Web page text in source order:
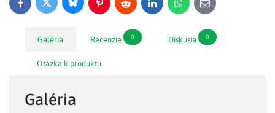
FacebookTwitter BlueskyPinterestReddit LinkedInWhatsApp
E-
mail
Galéria Recenzie 0 Diskusia 0
Otázka k produktu
Galéria